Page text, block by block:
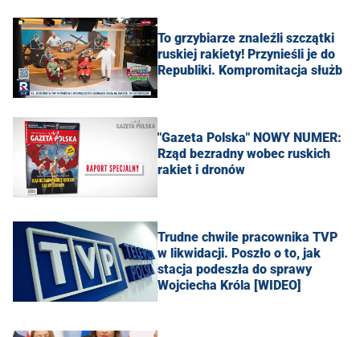
To grzybiarze znaleźli szczątki
ruskiej rakiety! Przynieśli je do
Republiki. Kompromitacja służb
"Gazeta Polska" NOWY NUMER:
Rząd bezradny wobec ruskich
rakiet i dronów
Trudne chwile pracownika TVP
w likwidacji. Poszło o to, jak
stacja podeszła do sprawy
Wojciecha Króla [WIDEO]